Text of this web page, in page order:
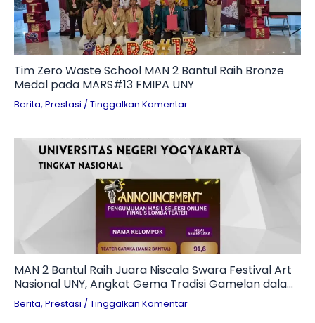
Tim Zero Waste School MAN 2 Bantul Raih Bronze
Medal pada MARS#13 FMIPA UNY
Berita, Prestasi / Tinggalkan Komentar
MAN 2 Bantul Raih Juara Niscala Swara Festival Art
Nasional UNY, Angkat Gema Tradisi Gamelan dalam
Teater Penuh Makna
Berita, Prestasi / Tinggalkan Komentar